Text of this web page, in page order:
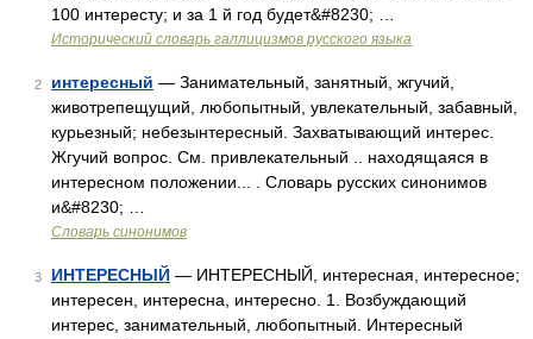
100 интересту; и за 1 й год будет&#8230; …
Исторический словарь галлицизмов русского языка
2 интересный — Занимательный, занятный, жгучий,
животрепещущий, любопытный, увлекательный, забавный,
курьезный; небезынтересный. Захватывающий интерес.
Жгучий вопрос. См. привлекательный .. находящаяся в
интересном положении... . Словарь русских синонимов
и&#8230; …
Словарь синонимов
3 ИНТЕРЕСНЫЙ — ИНТЕРЕСНЫЙ, интересная, интересное;
интересен, интересна, интересно. 1. Возбуждающий
интерес, занимательный, любопытный. Интересный